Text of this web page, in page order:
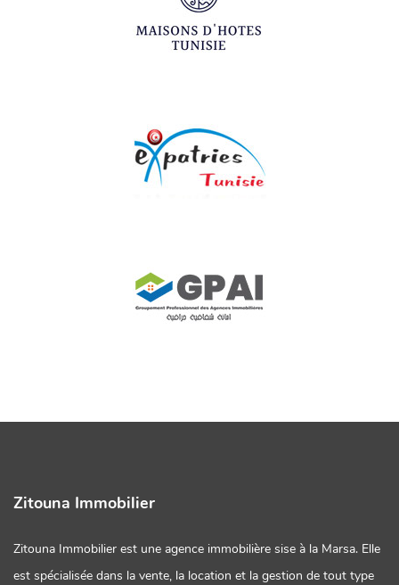
Zitouna Immobilier
Zitouna Immobilier est une agence immobilière sise à la Marsa. Elle
est spécialisée dans la vente, la location et la gestion de tout type